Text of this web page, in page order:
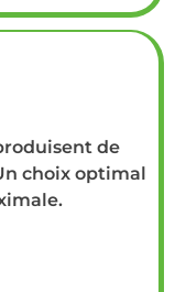
de
choix optimal